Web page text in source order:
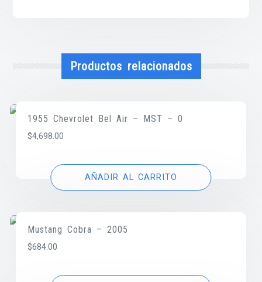
Productos relacionados
1955 Chevrolet Bel Air – MST – 0
$4,698.00
AÑADIR AL CARRITO
Mustang Cobra – 2005
$684.00